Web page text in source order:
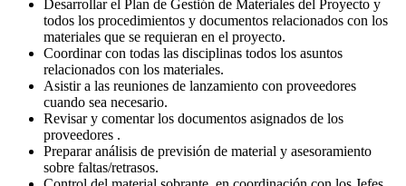
Desarrollar el Plan de Gestión de Materiales del Proyecto y
todos los procedimientos y documentos relacionados con los
materiales que se requieran en el proyecto.
Coordinar con todas las disciplinas todos los asuntos
relacionados con los materiales.
Asistir a las reuniones de lanzamiento con proveedores
cuando sea necesario.
Revisar y comentar los documentos asignados de los
proveedores .
Preparar análisis de previsión de material y asesoramiento
sobre faltas/retrasos.